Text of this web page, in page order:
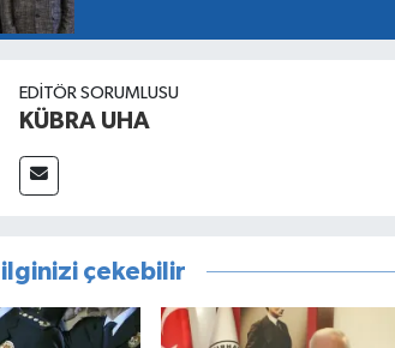
EDİTÖR SORUMLUSU
KÜBRA UHA
ilginizi çekebilir